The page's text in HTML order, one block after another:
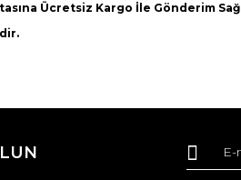
Ücretsiz Kargo İle Gönderim
Yorum Yaz